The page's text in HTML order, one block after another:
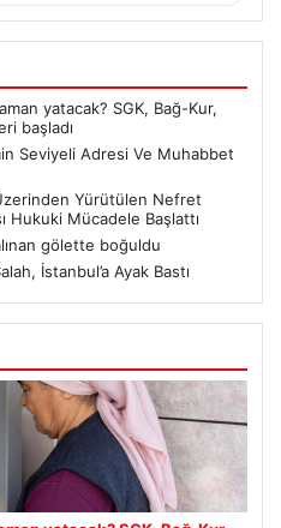
yatacak? SGK, Bağ-Kur,
başladı
Seviyeli Adresi Ve Muhabbet
Yürütülen Nefret
Hukuki Mücadele Başlattı
gölette boğuldu
İstanbul’a Ayak Bastı